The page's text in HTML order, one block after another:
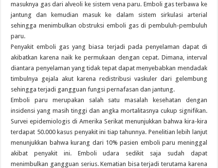
masuknya gas dari alveoli ke sistem vena paru. Emboli gas terbawa ke
jantung dan kemudian masuk ke dalam sistem sirkulasi arterial
sehingga menimbulkan obstruksi emboli gas di pembuluh-pembuluh
paru.
Penyakit emboli gas yang biasa terjadi pada penyelaman dapat di
akibatkan karena naik ke permukaan dengan cepat. Dimana, interval
diantara penyelaman yang tidak tepat dapat menyebabkan mendadak
timbulnya gejala akut karena redistribusi vaskuler dari gelembung
sehingga terjadi gangguan fungsi pernafasan dan jantung.
Emboli paru merupakan salah satu masalah kesehatan dengan
insidensi yang masih tinggi dan angka mortalitasnya cukup signifikan.
Survei epidemiologis di Amerika Serikat menunjukkan bahwa kira-kira
terdapat 50.000 kasus penyakit ini tiap tahunnya. Penelitian lebih lanjut
menunjukkan bahwa kurang dari 10% pasien emboli paru meninggal
akibat penyakit ini. Emboli udara sedikit saja sudah dapat
menimbulkan gangguan serius. Kematian bisa terjadi terutama karena